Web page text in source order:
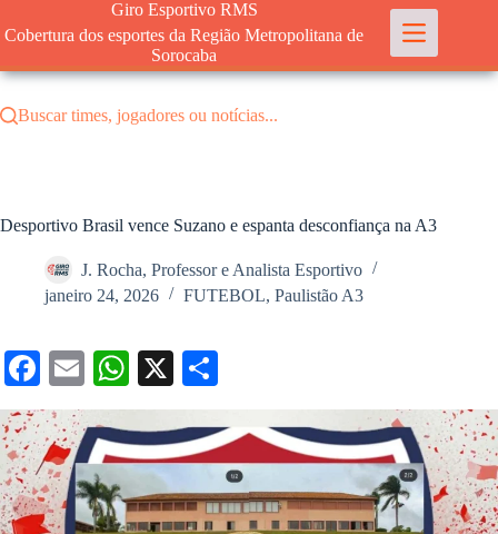
para
conteúdo
Giro Esportivo RMS
Cobertura dos esportes da Região Metropolitana de
Sorocaba
Buscar times, jogadores ou notícias...
Desportivo Brasil vence Suzano e espanta desconfiança na A3
J. Rocha, Professor e Analista Esportivo
janeiro 24, 2026
FUTEBOL, Paulistão A3
Fa
ce
bo
ok
E
m
ail
W
ha
ts
A
pp
X
ha
re